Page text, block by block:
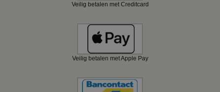
Veilig betalen met Creditcard
Veilig betalen met Apple Pay